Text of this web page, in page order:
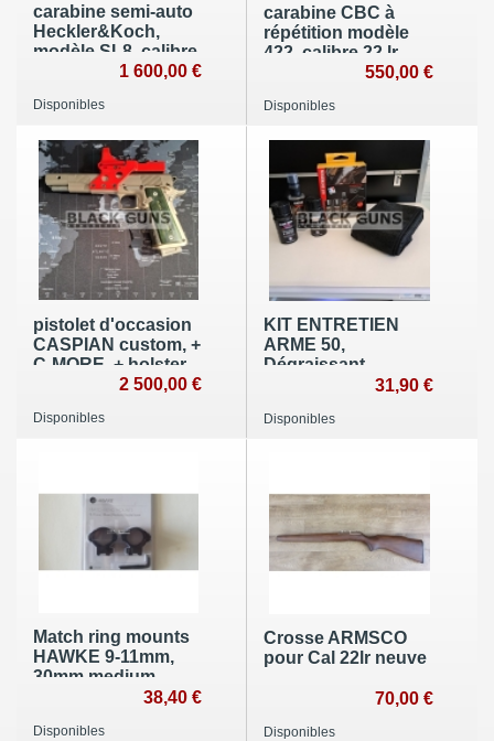
carabine semi-auto
Heckler&Koch,
modèle SL8, calibre
223 Rem., catégorie
1 600,00 €
Disponibles
carabine CBC à
répétition modèle
422, calibre 22 lr,
d'occasion en très
550,00 €
Disponibles
pistolet d'occasion
CASPIAN custom, +
C-MORE, + holster
Safariland calibre
catégorie B1
2 500,00 €
Disponibles
KIT ENTRETIEN
ARME 50,
Dégraissant,
bronzage à froid,31,90 €
Disponibles
Match ring mounts
HAWKE 9-11mm,
30mm medium
double screw neuf
38,40 €
Disponibles
Crosse ARMSCO
pour Cal 22lr neuve
70,00 €
Disponibles